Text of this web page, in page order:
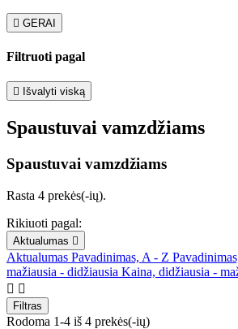
 GERAI
Filtruoti pagal
 Išvalyti viską
Spaustuvai vamzdžiams
Spaustuvai vamzdžiams
Rasta 4 prekės(-ių).
Rikiuoti pagal:
Aktualumas 
Aktualumas Pavadinimas, A - Z
mažiausia - didžiausia Kaina, didžiausia -
 
Filtras
Rodoma 1-4 iš 4 prekės(-ių)